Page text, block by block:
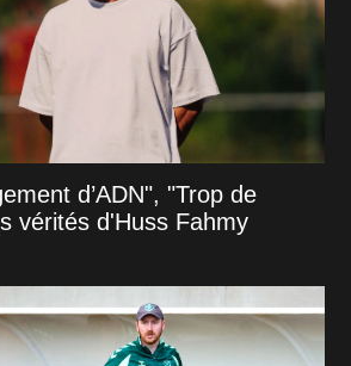
d’ADN", "Trop de
vérités d'Huss Fahmy